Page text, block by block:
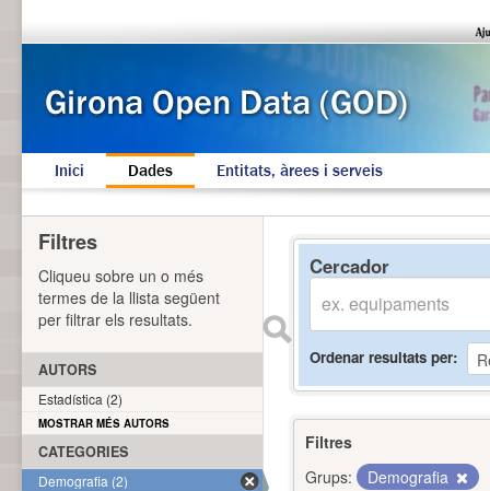
Inici Dades Entitats, àrees i serveis
Cercador
Ordenar resultats per
Filtres
Grups:
Demografia
Filtres
Cliqueu sobre un o més
termes de la llista següent
per filtrar els resultats.
AUTORS
Estadística (2)
MOSTRAR MÉS AUTORS
CATEGORIES
Demografia (2)